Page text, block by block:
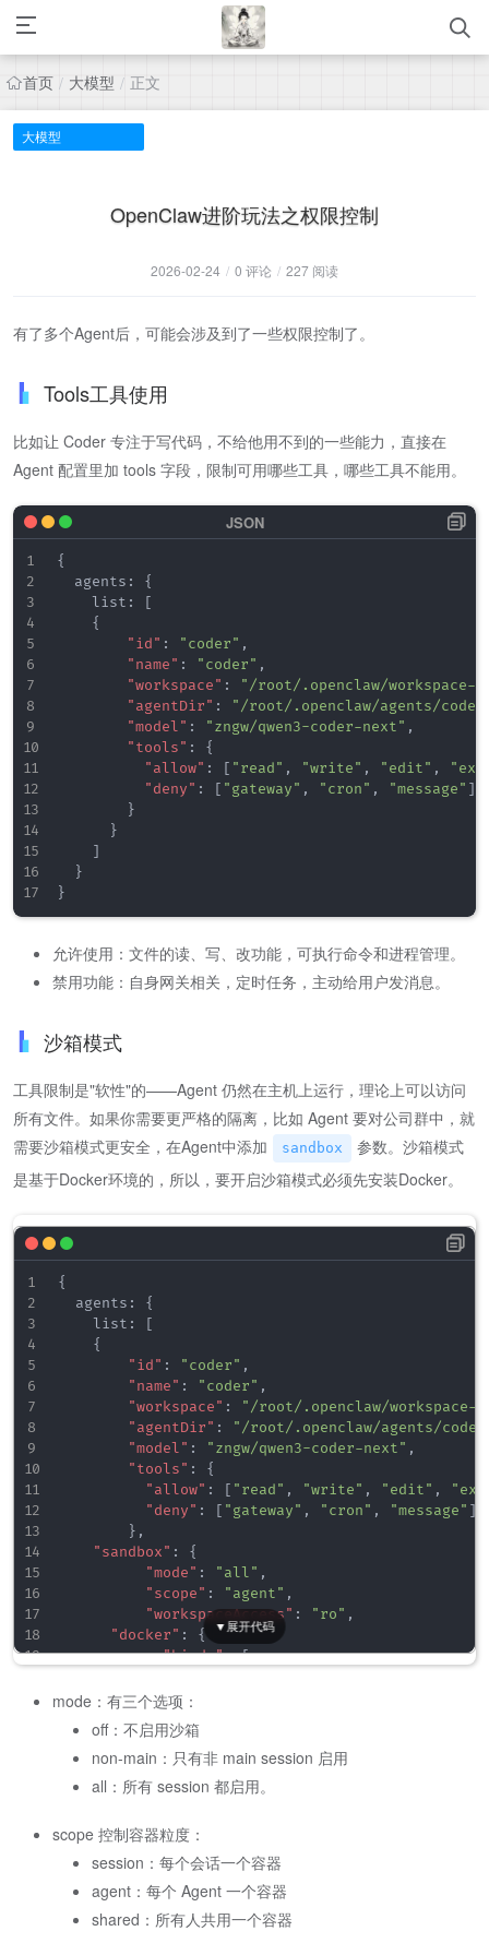
首页 / 大模型 / 正文
大模型
OpenClaw进阶玩法之权限控制
2026-02-24 / 0 评论 / 227 阅读
有了多个Agent后，可能会涉及到了一些权限控制了。
Tools工具使用
比如让 Coder 专注于写代码，不给他用不到的一些能力，直接在
Agent 配置里加 tools 字段，限制可用哪些工具，哪些工具不能用。
{
  agents
:
{
    list
:
[
{
"id" : "coder" ,
"name" : "coder" ,
"workspace" :
"/root/.openclaw/workspace-
"agentDir" :
"/root/.openclaw/agents/
"model" : "zngw/qwen3-coder-next" ,
"tools" :
{
"allow" : [ "read" , "write" , "edit" ,
"deny" : [ "gateway" , "cron" , "message" ]
}
}
]
}
}
允许使用：文件的读、写、改功能，可执行命令和进程管理。
禁用功能：自身网关相关，定时任务，主动给用户发消息。
沙箱模式
工具限制是"软性"的——Agent 仍然在主机上运行，理论上可以访问
所有文件。如果你需要更严格的隔离，比如 Agent 要对公司群中，就
需要沙箱模式更安全，在Agent中添加
sandbox
参数。沙箱模式
是基于Docker环境的，所以，要开启沙箱模式必须先安装Docker。
{
  agents
:
{
    list
:
[
{
"id" : "coder" ,
"name" : "coder" ,
"workspace" :
"/root/.openclaw/workspace-
"agentDir" :
"/root/.openclaw/agents/
"model" : "zngw/qwen3-coder-next" ,
"tools" :
{
"allow" : [ "read" , "write" , "edit" ,
"deny" : [ "gateway" , "cron" , "message" ]
} ,
"sandbox" :
{
"mode" : "all" ,
"scope" : "agent" ,
"workspaceAccess" : "ro" ,
"docker" :
{
"binds": [
]
}
}
}
]
mode：有三个选项：
off：不启用沙箱
non-main：只有非 main session 启用
all：所有 session 都启用。
scope 控制容器粒度：
session：每个会话一个容器
agent：每个 Agent 一个容器
shared：所有人共用一个容器